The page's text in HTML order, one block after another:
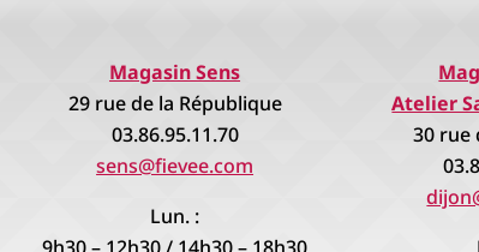
Magasin Sens
29 rue de la République
03.86.95.11.70
sens@fievee.com
Lun. :
Atelier
30 rue